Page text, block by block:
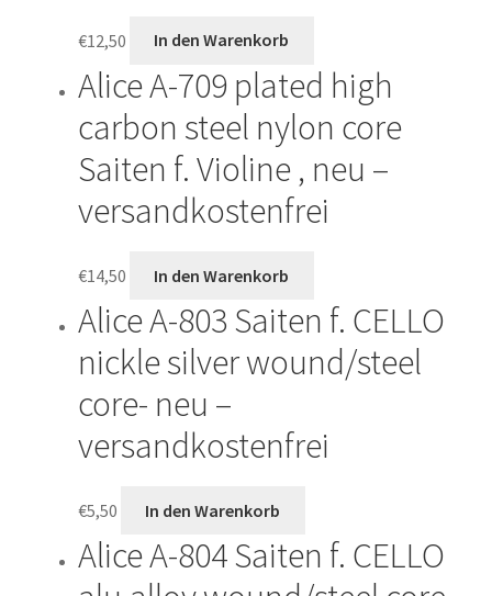
€12,50 In den Warenkorb
Alice A-709 plated high
carbon steel nylon core
Saiten f. Violine , neu –
versandkostenfrei
€14,50 In den Warenkorb
Alice A-803 Saiten f. CELLO
nickle silver wound/steel
core- neu –
versandkostenfrei
€5,50 In den Warenkorb
Alice A-804 Saiten f. CELLO